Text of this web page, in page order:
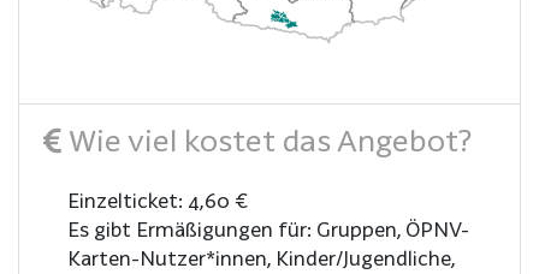
Wie viel kostet das Angebot?
Einzelticket: 4,60 €
Es gibt Ermäßigungen für: Gruppen, ÖPNV-
Karten-Nutzer*innen, Kinder/Jugendliche,